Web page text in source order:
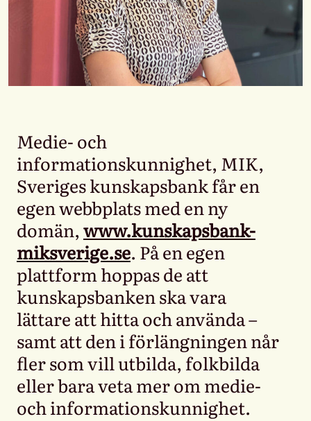
Medie- och
informationskunnighet, MIK,
Sveriges kunskapsbank får en
egen webbplats med en ny
domän,www.kunskapsbank-
miksverige.se. På en egen
plattform hoppas de att
kunskapsbanken ska vara
lättare att hitta och använda –
samt att den i förlängningen når
fler som vill utbilda, folkbilda
eller bara veta mer om medie-
och informationskunnighet.